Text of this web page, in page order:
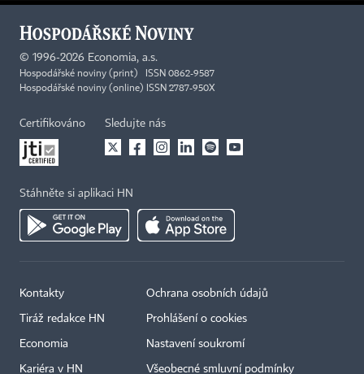
© 1996-2026 Economia, a.s.
Hospodářské noviny (print) ISSN 0862-9587
Hospodářské noviny (online) ISSN 2787-950X
Certifikováno Sledujte nás
Stáhněte si aplikaci HN
Kontakty
Tiráž redakce HN
Economia
Kariéra v HN
Ochrana osobních údajů
Prohlášení o cookies
Nastavení soukromí
Všeobecné smluvní podmínky